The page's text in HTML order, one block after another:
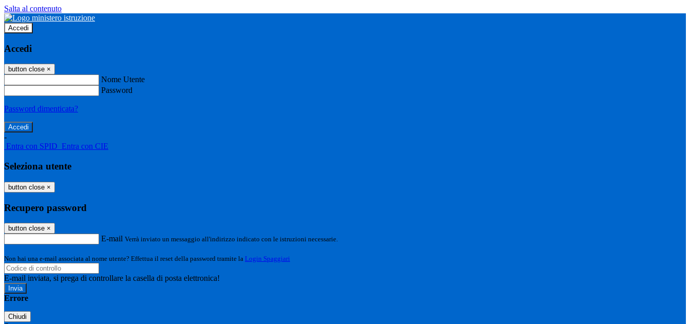
Salta al contenuto
Accedi
Accedi
button close ×
Nome Utente
Password
Password dimenticata?
-
Entra con SPID Entra con CIE
Seleziona utente
button close ×
Recupero password
button close ×
E-mail Verrà inviato un messaggio all'indirizzo indicato con le istruzioni necessarie.
Non hai una e-mail associata al nome utente? Effettua il reset della password tramite la Login Spaggiari
E-mail inviata, si prega di controllare la casella di posta elettronica!
Errore
Chiudi